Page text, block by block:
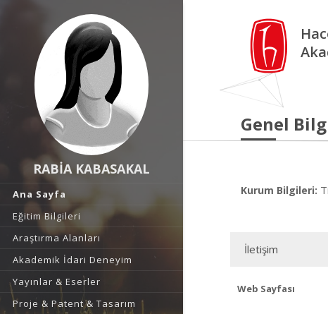
RABİA KABASAKAL
Ana Sayfa
Eğitim Bilgileri
Araştırma Alanları
Akademik İdari Deneyim
Yayınlar & Eserler
Proje & Patent & Tasarım
Genel
Kurum Bilgileri:
İletişim
Web Sayfası